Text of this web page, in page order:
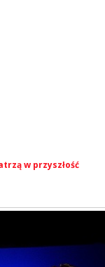
w przyszłość